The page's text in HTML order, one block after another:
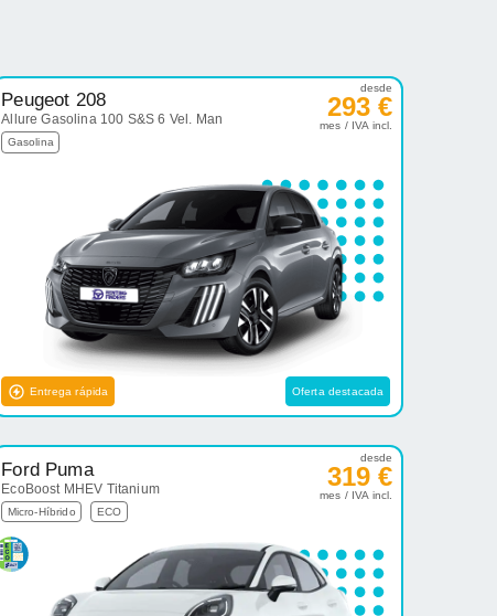
Peugeot 208
Allure Gasolina 100 S&S 6 Vel. Man
Gasolina
desde
293 €
mes / IVA incl.
Entrega rápida Oferta destacada
Ford Puma
EcoBoost MHEV Titanium
Micro-Híbrido ECO
desde
319 €
mes / IVA incl.